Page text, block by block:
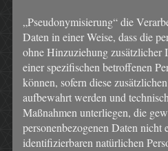
„Pseudonymisierung“ die
Daten in einer Weise, dass die
ohne Hinzuziehung zusätzlicher
einer spezifischen betroffenen
können, sofern diese
aufbewahrt werden und
Maßnahmen unterliegen, die
personenbezogenen Daten
identifizierbaren natürlichen